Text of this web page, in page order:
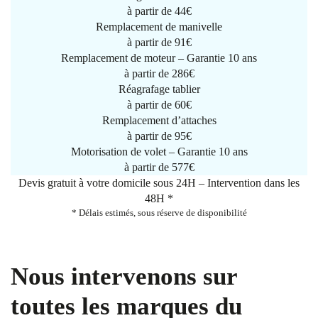
à partir de 44€
Remplacement de manivelle
à partir de 91€
Remplacement de moteur – Garantie 10 ans
à partir de 286€
Réagrafage tablier
à partir de 60€
Remplacement d’attaches
à partir de 95€
Motorisation de volet – Garantie 10 ans
à partir de 577€
Devis gratuit à votre domicile sous 24H – Intervention dans les
48H *
* Délais estimés, sous réserve de disponibilité
Nous intervenons sur
toutes les marques du